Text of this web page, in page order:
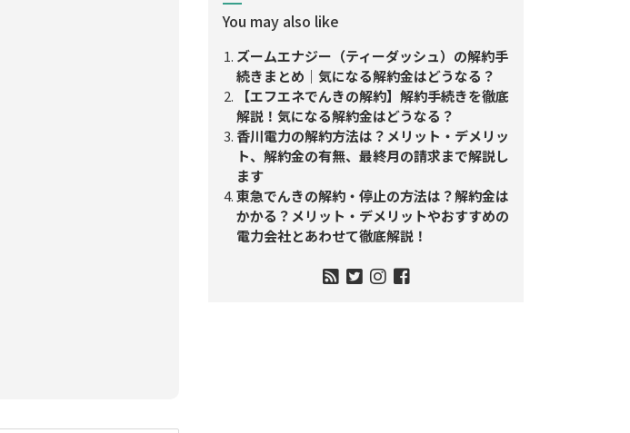
You may also like
ズームエナジー（ティーダッシュ）の解約手
続きまとめ｜気になる解約金はどうなる？
【エフエネでんきの解約】解約手続きを徹底
解説！気になる解約金はどうなる？
香川電力の解約方法は？メリット・デメリッ
ト、解約金の有無、最終月の請求まで解説し
ます
東急でんきの解約・停止の方法は？解約金は
かかる？メリット・デメリットやおすすめの
電力会社とあわせて徹底解説！